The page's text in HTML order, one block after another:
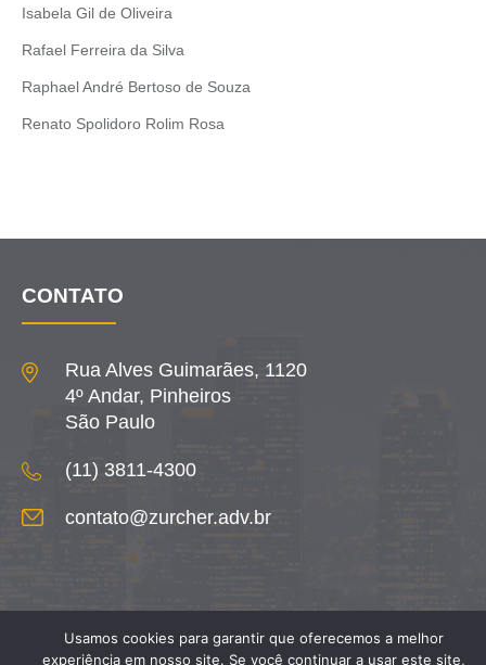
Isabela Gil de Oliveira
Rafael Ferreira da Silva
Raphael André Bertoso de Souza
Renato Spolidoro Rolim Rosa
CONTATO
Rua Alves Guimarães, 1120
4º Andar, Pinheiros
São Paulo
(11) 3811-4300
contato@zurcher.adv.br
Usamos cookies para garantir que oferecemos a melhor
experiência em nosso site. Se você continuar a usar este site,